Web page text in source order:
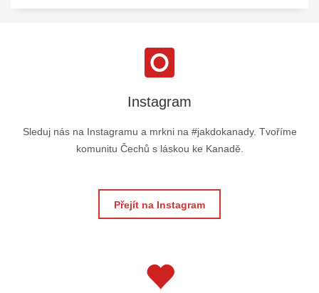
Instagram
Sleduj nás na Instagramu a mrkni na #jakdokanady. Tvoříme
komunitu Čechů s láskou ke Kanadě.
Přejít na Instagram